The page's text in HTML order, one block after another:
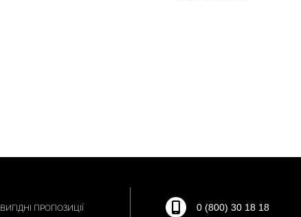
ВИГІДНІ ПРОПОЗИЦІЇ 0 (800) 30 18 18